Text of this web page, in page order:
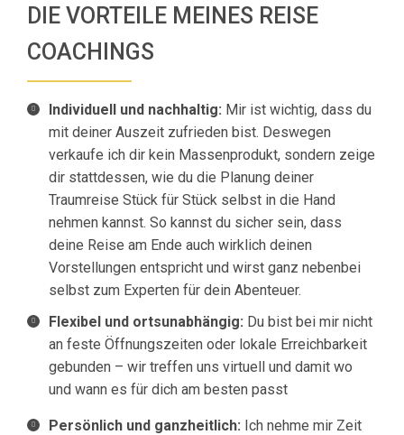
DIE VORTEILE MEINES REISE
COACHINGS
Individuell und nachhaltig: Mir ist wichtig, dass du
mit deiner Auszeit zufrieden bist. Deswegen
verkaufe ich dir kein Massenprodukt, sondern zeige
dir stattdessen, wie du die Planung deiner
Traumreise Stück für Stück selbst in die Hand
nehmen kannst. So kannst du sicher sein, dass
deine Reise am Ende auch wirklich deinen
Vorstellungen entspricht und wirst ganz nebenbei
selbst zum Experten für dein Abenteuer.
Flexibel und ortsunabhängig: Du bist bei mir nicht
an feste Öffnungszeiten oder lokale Erreichbarkeit
gebunden – wir treffen uns virtuell und damit wo
und wann es für dich am besten passt
Persönlich und ganzheitlich: Ich nehme mir Zeit